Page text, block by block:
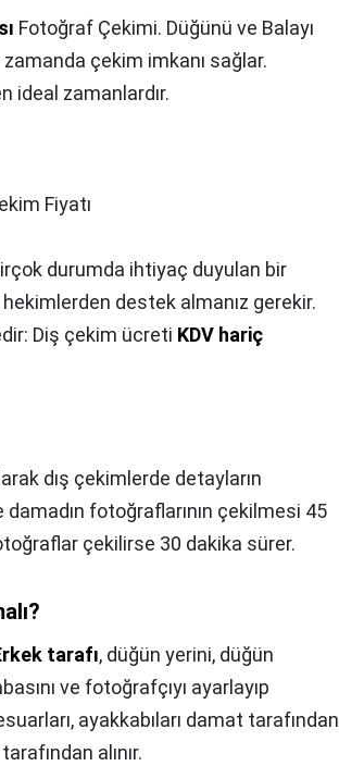
Fotoğraf Çekimi. Düğünü ve Balayı
çekim imkanı sağlar.
ideal zamanlardır.
Fiyatı
durumda ihtiyaç duyulan bir
destek almanız gerekir.
Diş çekim ücreti KDV hariç
dış çekimlerde detayların
damadın fotoğraflarının çekilmesi 45
çekilirse 30 dakika sürer.
tarafı, düğün yerini, düğün
ve fotoğrafçıyı ayarlayıp
ayakkabıları damat tarafından
alınır.